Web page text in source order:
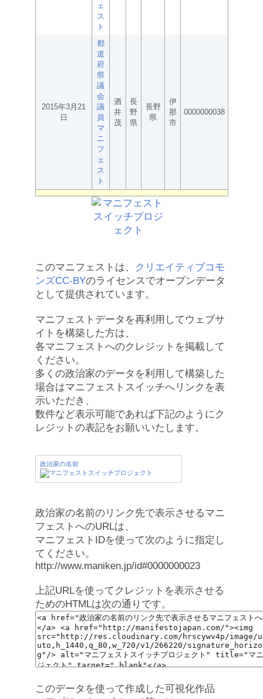
ェ
ス
ト
2015年3月21
日
都
道
府
県
議
会
議
員
マ
ニ
フ
ェ
ス
ト
酒
井
茂
長
野
県
長野
県
伊
那
市
0000000038
このマニフェストは、
クリエイティブコモ
ンズCC-BYのライセンスでオープンデータ
として提供されています。
マニフェストデータを再利用してウェブサ
イトを構築した方は、
各マニフェストへのクレジットを掲載して
ください。
多くの政治家のデータを利用して構築した
場合はマニフェストスイッチへリンクを表
示いただき、
数件など表示可能であれば下記のようにク
レジットの表記をお願いいたします。
政治家の名前
政治家の名前のリンク先で表示させるマニ
フェストへのURLは、
マニフェストIDを使って次のように指定し
てください。
http://www.maniken.jp/id#0000000023
上記URLを使ってクレジットを表示させる
ためのHTMLは次の通りです。
このデータを使って作成した可視化作品